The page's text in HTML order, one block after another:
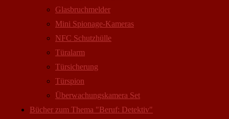
Glasbruchmelder
Mini Spionage-Kameras
NFC Schutzhülle
Türalarm
Türsicherung
Türspion
Überwachungs­kamera Set
Bücher zum Thema "Beruf: Detektiv"